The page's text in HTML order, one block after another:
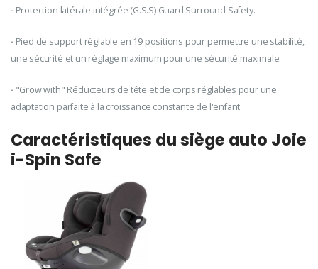
· Protection latérale intégrée (G.S.S) Guard Surround Safety.
· Pied de support réglable en 19 positions pour permettre une stabilité,
une sécurité et un réglage maximum pour une sécurité maximale.
· "Grow with" Réducteurs de tête et de corps réglables pour une
adaptation parfaite à la croissance constante de l'enfant.
Caractéristiques du siège auto Joie
i-Spin Safe